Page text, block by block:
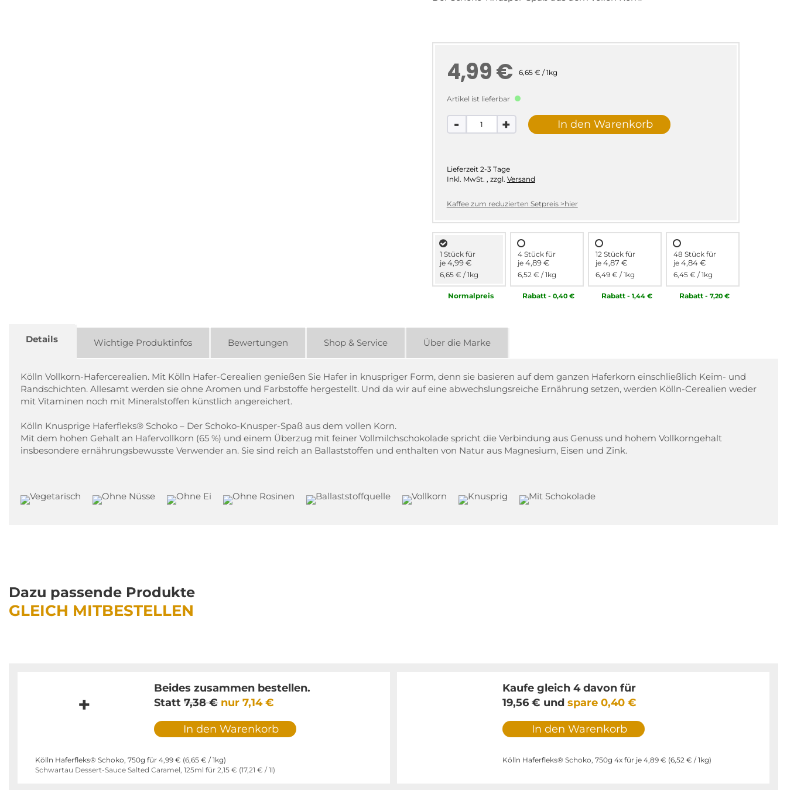
4,99 € 6,65 € / 1kg
Artikel ist lieferbar
- + In den Warenkorb
Lieferzeit 2-3 Tage
Inkl. MwSt. , zzgl. Versand
Kaffee zum reduzierten Setpreis >hier
1 Stück für
je 4,99 €
6,65 € / 1kg
Normal­preis
4 Stück für
je 4,89 €
6,52 € / 1kg
Rabatt-0,40 €
12 Stück für
je 4,87 €
6,49 € / 1kg
Rabatt - 1,44 €
48 Stück für
je4,84 €
6,45 € / 1kg
Rabatt-7,20 €
Details
Kölln Vollkorn-Hafercerealien. Mit Kölln Hafer-Cerealien genießen Sie Hafer in knuspriger Form, denn sie basieren auf dem ganzen Haferkorn einschließlich Keim- und
Randschichten. Allesamt werden sie ohne Aromen und Farbstoffe hergestellt. Und da wir auf eine abwechslungsreiche Ernährung setzen, werden Kölln-Cerealien weder
mit Vitaminen noch mit Mineralstoffen künstlich angereichert.
Kölln Knusprige Haferfleks® Schoko – Der Schoko-Knusper-Spaß aus dem vollen Korn.
Mit dem hohen Gehalt an Hafervollkorn (65 %) und einem Überzug mit feiner Vollmilchschokolade spricht die Verbindung aus Genuss und hohem Vollkorngehalt
insbesondere ernährungsbewusste Verwender an. Sie sind reich an Ballaststoffen und enthalten von Natur aus Magnesium, Eisen und Zink.
Wichtige Produktinfos Bewertungen Shop & Service Über die Marke
Dazu passende Produkte
GLEICH MITBESTELLEN
+
Beides zusammen bestellen.
Statt7,38 € nur7,14 €
In den Warenkorb
Kölln Haferfleks® Schoko, 750g für 4,99 € (6,65 € / 1kg)
Schwartau Dessert-Sauce Salted Caramel, 125ml für 2,15 € (17,21 € / 1l)
Kaufe gleich 4 davon für
19,56 € und spare 0,40 €
In den Warenkorb
Kölln Haferfleks® Schoko, 750g 4x für je 4,89 € (6,52 € / 1kg)